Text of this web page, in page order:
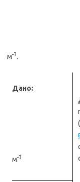
м-3.
Дано:
м-3